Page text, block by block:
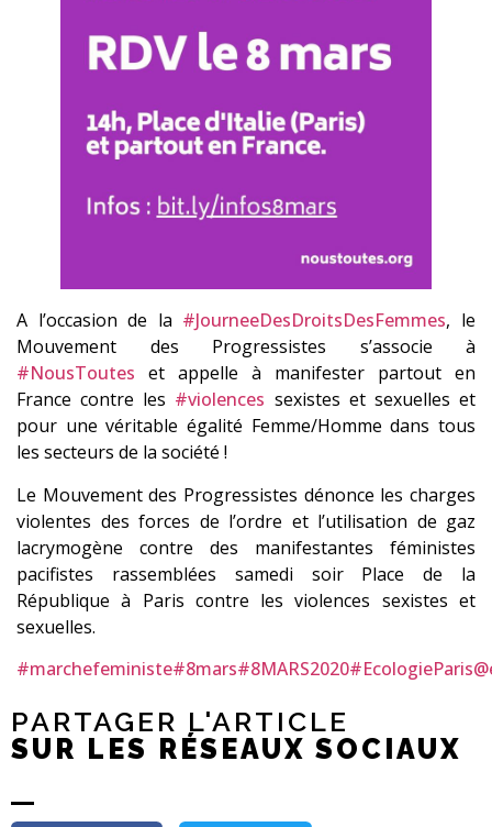
A l’occasion de la #JourneeDesDroitsDesFemmes, le
Mouvement des Progressistes s’associe à
#NousToutes et appelle à manifester partout en
France contre les #violences sexistes et sexuelles et
pour une véritable égalité Femme/Homme dans tous
les secteurs de la société !
Le Mouvement des Progressistes dénonce les charges
violentes des forces de l’ordre et l’utilisation de gaz
lacrymogène contre des manifestantes féministes
pacifistes rassemblées samedi soir Place de la
République à Paris contre les violences sexistes et
sexuelles.
#marchefeministe#8mars#8MARS2020#EcologieParis
PARTAGER L'ARTICLE
SUR LES RÉSEAUX SOCIAUX